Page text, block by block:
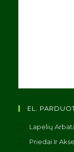
EL.
Lapelių
Priedai Ir